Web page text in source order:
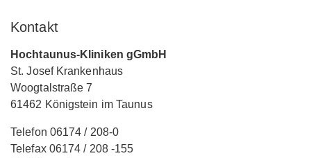
Kontakt
Hochtaunus-Kliniken gGmbH
St. Josef Krankenhaus
Woogtalstraße 7
61462 Königstein im Taunus
Telefon 06174 / 208-0
Telefax 06174 / 208 -155